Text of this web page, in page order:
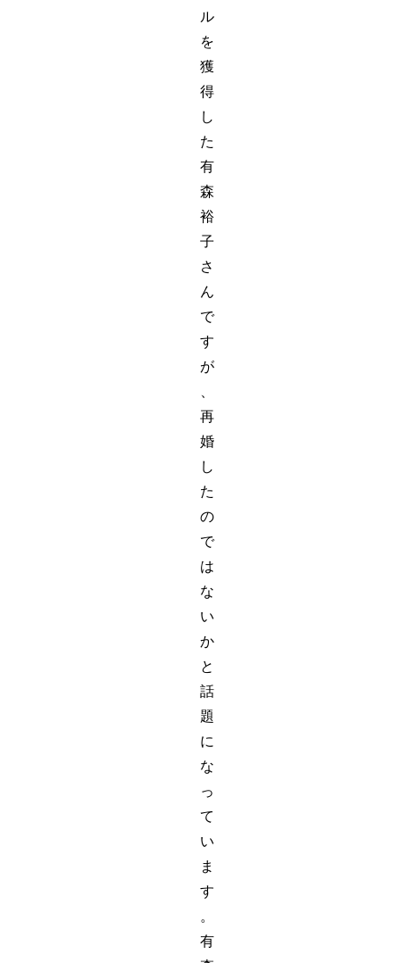
ル
を
獲
得
し
た
有
森
裕
子
さ
ん
で
す
が
再
婚
し
た
の
で
は
な
い
か
と
話
題
に
な
っ
て
い
ま
す
。
有